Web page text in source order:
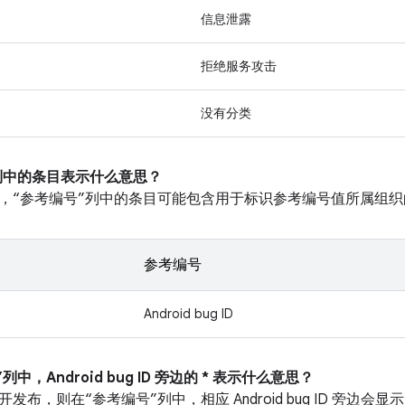
信息泄露
拒绝服务攻击
没有分类
的条目表示什么意思？
“参考编号”列中的条目可能包含用于标识参考编号值所属组
参考编号
Android bug ID
中，Android bug ID 旁边的 * 表示什么意思？
发布，则在“参考编号”列中，相应 Android bug ID 旁边会显